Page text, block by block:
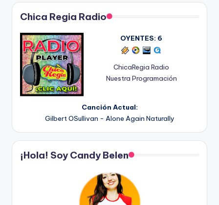
Chica Regia Radio
OYENTES: 6
ChicaRegia Radio
Nuestra Programación
Canción Actual:
Gilbert OSullivan - Alone Again Naturally
¡Hola! Soy Candy Belen